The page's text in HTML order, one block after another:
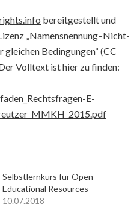
bereitgestellt und
„Namensnennung–Nicht-
Bedingungen“ (CC
Volltext ist hier zu finden:
E-
Selbstlernkurs für Open
Educational Resources
10.07.2018